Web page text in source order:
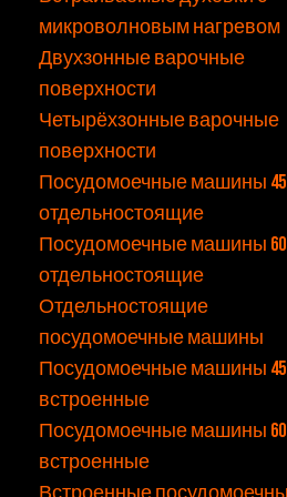
микроволновым нагревом
Двухзонные варочные
поверхности
Четырёхзонные варочные
поверхности
Посудомоечные машины 45
отдельностоящие
Посудомоечные машины 60
отдельностоящие
Отдельностоящие
посудомоечные машины
Посудомоечные машины 45
встроенные
Посудомоечные машины 60
встроенные